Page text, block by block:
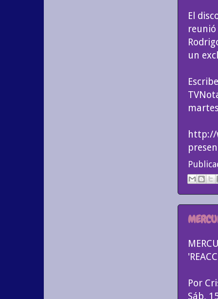
El
un
http://
Por
Sáb,